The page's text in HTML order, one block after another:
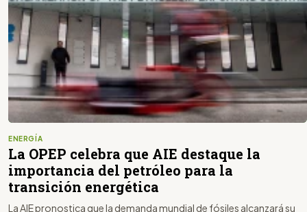
ENERGÍA
La OPEP celebra que AIE destaque la
importancia del petróleo para la
transición energética
La AIE pronostica que la demanda mundial de fósiles alcanzará su